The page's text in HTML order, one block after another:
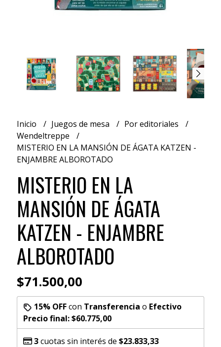
Inicio Juegos de mesa
Por editoriales
Wendeltreppe
MISTERIO EN LA MANSIÓN DE ÁGATA KATZEN -
ENJAMBRE ALBOROTADO
MISTERIO EN LA
MANSIÓN DE ÁGATA
KATZEN - ENJAMBRE
ALBOROTADO
$71.500,00
15% OFFcon Transferencia o Efectivo
Precio final:$60.775,00
3cuotas sin interés de $23.833,33